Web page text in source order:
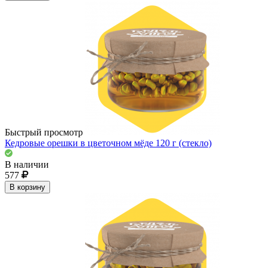
Быстрый просмотр
Кедровые орешки в цветочном мёде 120 г (стекло)
В наличии
577
В корзину